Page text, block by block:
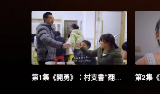
第1集《開勇》：村支書“翻山越嶺”幫扶貧困戶